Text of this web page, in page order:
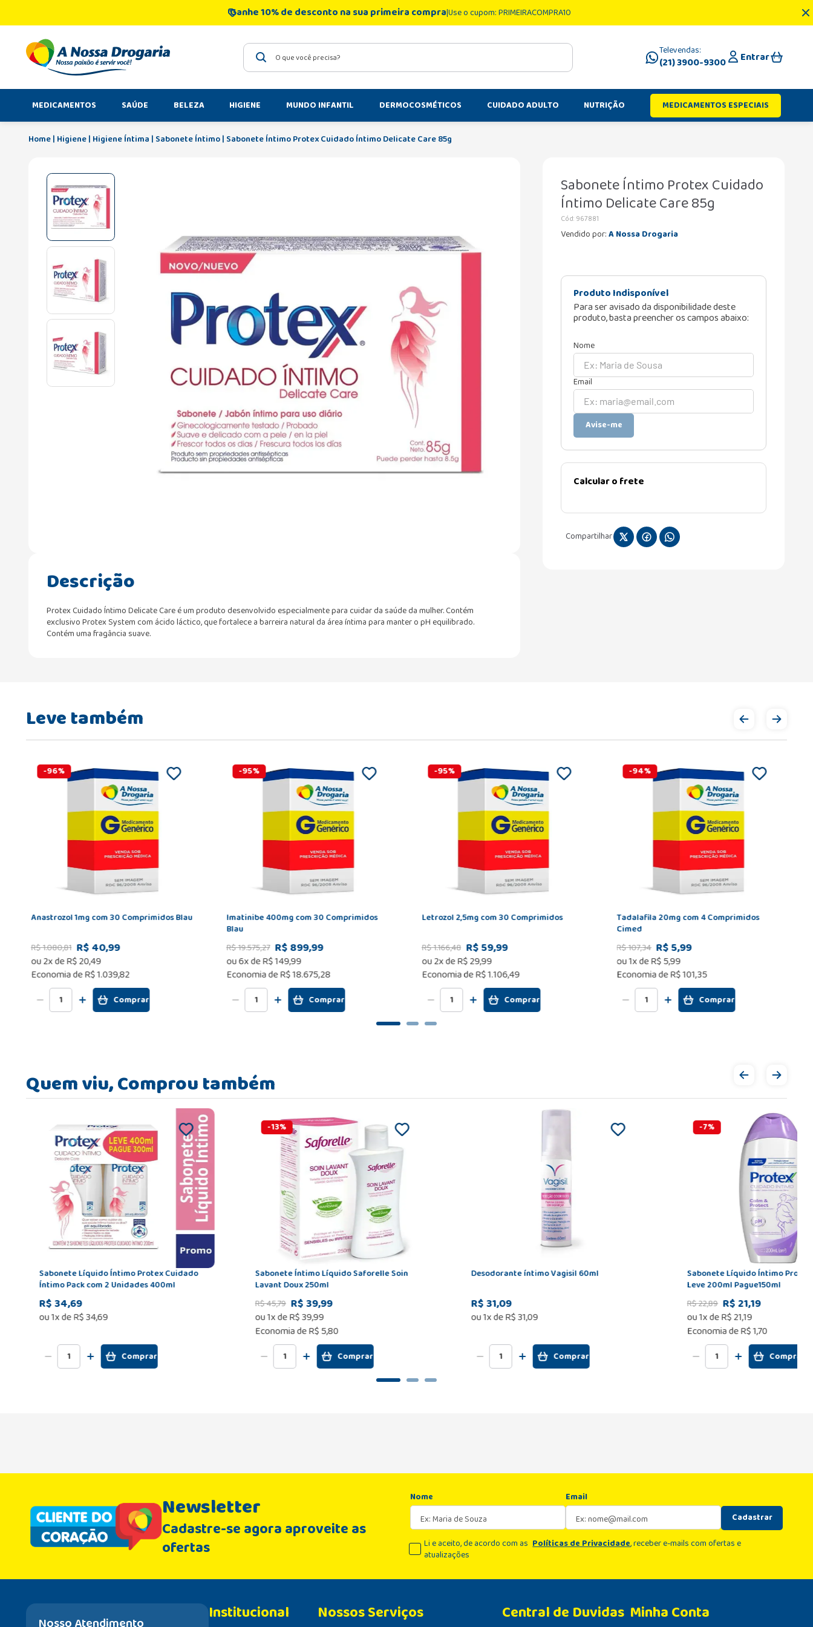
Ganhe 10% de desconto na sua primeira compraUse o cupom: PRIMEIRACOMPRA10
O que você precisa? Televendas:
(21) 3900-9300 Entrar
MEDICAMENTOS SAÚDE BELEZA HIGIENE MUNDO INFANTIL DERMOCOSMÉTICOS CUIDADO ADULTO NUTRIÇÃO MEDICAMENTOS ESPECIAIS
Higiene Higiene Íntima Sabonete Íntimo Sabonete Íntimo Protex Cuidado Íntimo Delicate Care 85g
Descrição
Protex Cuidado Íntimo Delicate Care é um produto desenvolvido especialmente para cuidar da saúde da mulher. Contém
exclusivo Protex System com ácido láctico, que fortalece a barreira natural da área íntima para manter o pH equilibrado.
Contém uma fragância suave.
Sabonete Íntimo Protex Cuidado
Íntimo Delicate Care 85g
Cód: 967881
Vendido por:A Nossa Drogaria
Produto Indisponível
Para ser avisado da disponibilidade deste
produto, basta preencher os campos abaixo:
Avise-me
Calcular o frete
Compartilhar
Leve também
-96%
Anastrozol 1mg com 30 Comprimidos Blau
R$1.080,81 R$ 40,99
ou2x deR$20,49
Economia deR$ 1.039,82
Comprar
-95%
Imatinibe 400mg com 30 Comprimidos
Blau
R$19.575,27 R$ 899,99
ou6x deR$149,99
Economia deR$ 18.675,28
Comprar
-95%
Letrozol 2,5mg com 30 Comprimidos
R$1.166,48 R$ 59,99
ou2x deR$29,99
Economia deR$ 1.106,49
Comprar
-94%
Tadalafila 20mg com 4 Comprimidos
Cimed
R$107,34 R$ 5,99
ou1x deR$5,99
Economia deR$ 101,35
Comprar
Quem viu, Comprou também
Sabonete Líquido Íntimo Protex Cuidado
Íntimo Pack com 2 Unidades 400ml
R$ 34,69
ou1x deR$34,69
Comprar
-13%
Sabonete Íntimo Líquido Saforelle Soin
Lavant Doux 250ml
R$45,79 R$ 39,99
ou1x deR$39,99
Economia deR$ 5,80
Comprar
Desodorante íntimo Vagisil 60ml
R$ 31,09
ou1x deR$31,09
Comprar
-7%
Sabonete Líquido Íntimo
Leve 200ml Pague150ml
R$22,89 R$ 21,19
ou1x deR$21,19
Economia deR$ 1,70
Comprar
Newsletter
Cadastre-se agora aproveite as
ofertas
Nome
Email
Cadastrar
Li e aceito, de acordo com as Políticas de Privacidade, receber e-mails com ofertas e
atualizações
Institucional Central de Duvidas Minha Conta